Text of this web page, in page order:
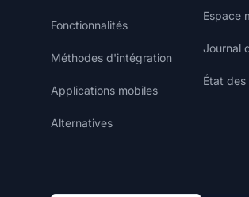
Fonctionnalités
Méthodes d'intégration
Applications mobiles
Alternatives
Espace
Journal
État